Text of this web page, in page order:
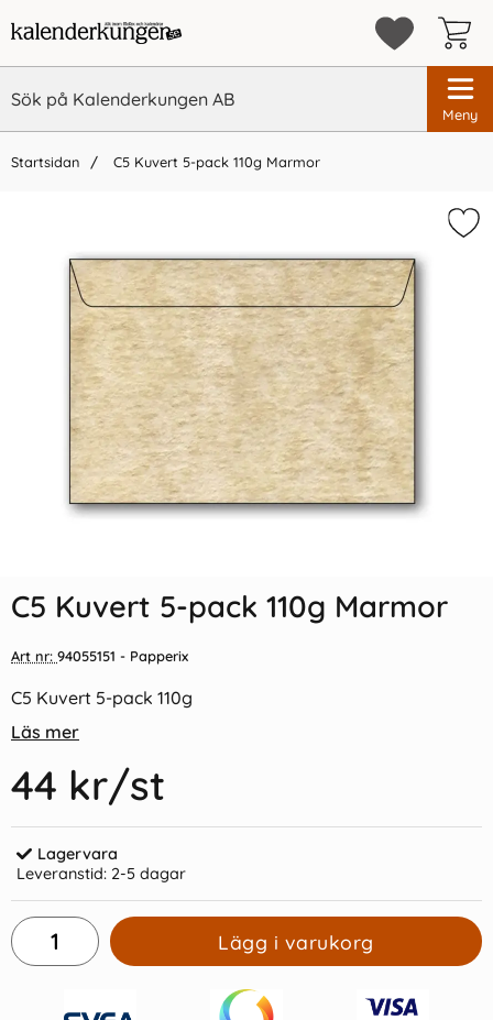
Meny
Startsidan C5 Kuvert 5-pack 110g Marmor
55 kr/st 15 kr/st
C5 Kuvert 5-pack 110g Marmor
Art nr: 94055151 - Papperix
C5 Kuvert 5-pack 110g
Läs mer
44 kr/st
Lagervara
Leveranstid: 2-5 dagar
Lägg i varukorg